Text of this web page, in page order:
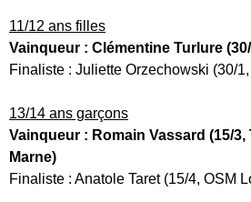
11/12 ans filles
Vainqueur : Clémentine Turlure
Finaliste : Juliette Orzechowski (30/
13/14 ans garçons
Vainqueur : Romain Vassard (15/
Marne)
Finaliste : Anatole Taret (15/4, OSM